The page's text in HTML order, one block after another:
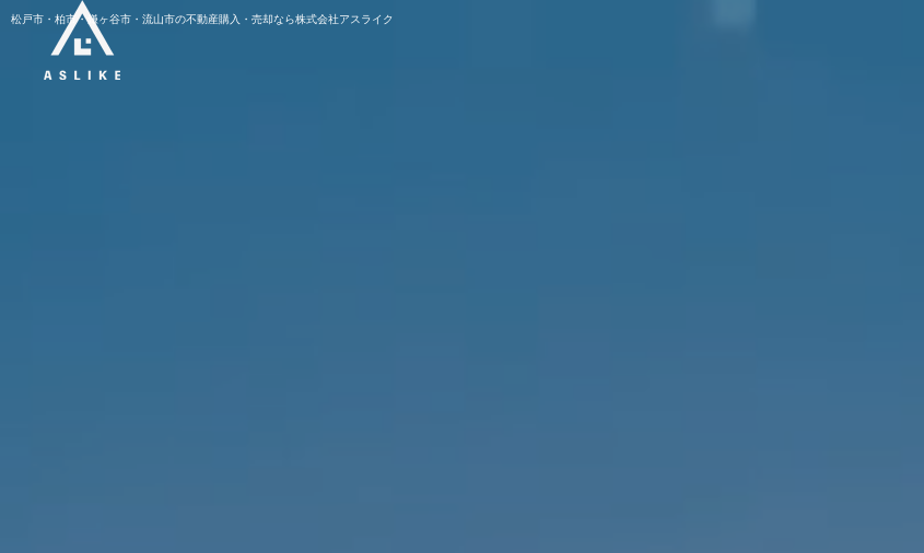
松戸市・柏市・鎌ヶ谷市・流山市の不動産購入・売却なら株式会社アスライク